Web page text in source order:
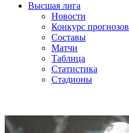
Высшая лига
Новости
Конкурс прогнозов
Составы
Матчи
Таблица
Статистика
Стадионы